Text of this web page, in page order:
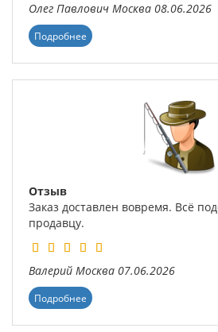
Олег Павлович Москва 08.06.2026
Подробнее
Отзыв
Заказ доставлен вовремя. Всё
продавцу.
Валерий Москва 07.06.2026
Подробнее